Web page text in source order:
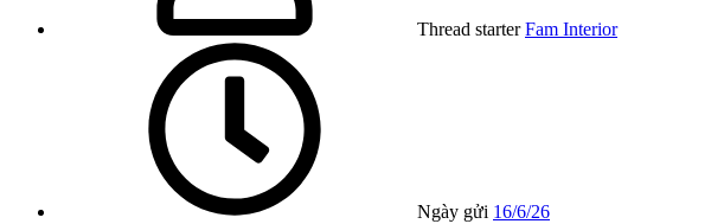
Thread starter Fam Interior
Ngày gửi 16/6/26